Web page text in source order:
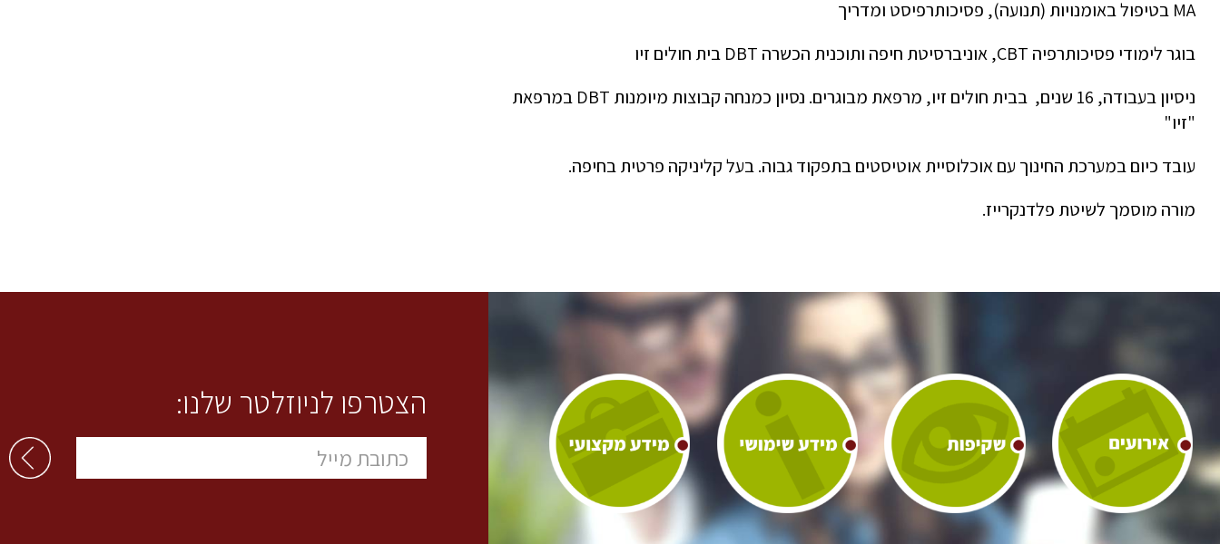
MA בטיפול באומנויות (תנועה), פסיכותרפיסט ומדריך
בוגר לימודי פסיכותרפיה CBT, אוניברסיטת חיפה ותוכנית הכשרה DBT בית חולים זיו
ניסיון בעבודה, 16 שנים, בבית חולים זיו, מרפאת מבוגרים. נסיון כמנחה קבוצות מיומנות DBT במרפאת
"זיו"
עובד כיום במערכת החינוך עם אוכלוסיית אוטיסטים בתפקוד גבוה. בעל קליניקה פרטית בחיפה.
מורה מוסמך לשיטת פלדנקרייז.
הצטרפו לניוזלטר שלנו: